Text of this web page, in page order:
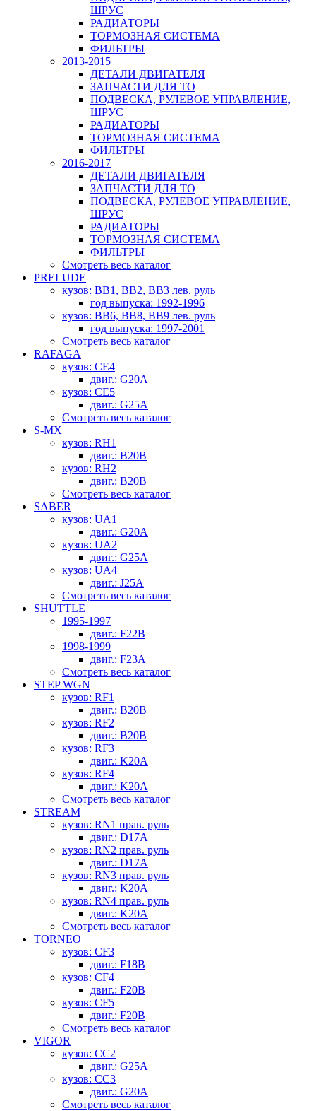
ШРУС
РАДИАТОРЫ
ТОРМОЗНАЯ СИСТЕМА
ФИЛЬТРЫ
2013-2015
ДЕТАЛИ ДВИГАТЕЛЯ
ЗАПЧАСТИ ДЛЯ ТО
ПОДВЕСКА, РУЛЕВОЕ УПРАВЛЕНИЕ,
ШРУС
РАДИАТОРЫ
ТОРМОЗНАЯ СИСТЕМА
ФИЛЬТРЫ
2016-2017
ДЕТАЛИ ДВИГАТЕЛЯ
ЗАПЧАСТИ ДЛЯ ТО
ПОДВЕСКА, РУЛЕВОЕ УПРАВЛЕНИЕ,
ШРУС
РАДИАТОРЫ
ТОРМОЗНАЯ СИСТЕМА
ФИЛЬТРЫ
Смотреть весь каталог
PRELUDE
кузов: BB1, BB2, BB3 лев. руль
год выпуска: 1992-1996
кузов: BB6, BB8, BB9 лев. руль
год выпуска: 1997-2001
Смотреть весь каталог
RAFAGA
кузов: CE4
двиг.: G20A
кузов: CE5
двиг.: G25A
Смотреть весь каталог
S-MX
кузов: RH1
двиг.: B20B
кузов: RH2
двиг.: B20B
Смотреть весь каталог
SABER
кузов: UA1
двиг.: G20A
кузов: UA2
двиг.: G25A
кузов: UA4
двиг.: J25A
Смотреть весь каталог
SHUTTLE
1995-1997
двиг.: F22B
1998-1999
двиг.: F23A
Смотреть весь каталог
STEP WGN
кузов: RF1
двиг.: B20B
кузов: RF2
двиг.: B20B
кузов: RF3
двиг.: K20A
кузов: RF4
двиг.: K20A
Смотреть весь каталог
STREAM
кузов: RN1 прав. руль
двиг.: D17A
кузов: RN2 прав. руль
двиг.: D17A
кузов: RN3 прав. руль
двиг.: K20A
кузов: RN4 прав. руль
двиг.: K20A
Смотреть весь каталог
TORNEO
кузов: CF3
двиг.: F18B
кузов: CF4
двиг.: F20B
кузов: CF5
двиг.: F20B
Смотреть весь каталог
VIGOR
кузов: CC2
двиг.: G25A
кузов: CC3
двиг.: G20A
Смотреть весь каталог